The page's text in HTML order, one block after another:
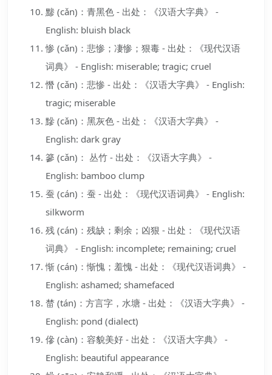
黪 (cǎn)：青黑色 - 出处：《汉语大字典》 -
English: bluish black
惨 (cǎn)：悲惨；凄惨；狠毒 - 出处：《现代汉语
词典》 - English: miserable; tragic; cruel
憯 (cǎn)：悲惨 - 出处：《汉语大字典》 - English:
tragic; miserable
黲 (cǎn)：黑灰色 - 出处：《汉语大字典》 -
English: dark gray
篸 (cǎn)： 丛竹 - 出处：《汉语大字典》 -
English: bamboo clump
蚕 (cán)：蚕 - 出处：《现代汉语词典》 - English:
silkworm
残 (cán)：残缺；剩余；凶狠 - 出处：《现代汉语
词典》 - English: incomplete; remaining; cruel
惭 (cán)：惭愧；羞愧 - 出处：《现代汉语词典》 -
English: ashamed; shamefaced
榃 (tán)：方言字，水塘 - 出处：《汉语大字典》 -
English: pond (dialect)
傪 (càn)：容貌美好 - 出处：《汉语大字典》 -
English: beautiful appearance